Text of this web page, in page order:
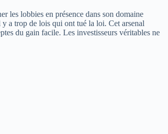
les lobbies en présence dans son domaine
a trop de lois qui ont tué la loi. Cet arsenal
du gain facile. Les investisseurs véritables ne